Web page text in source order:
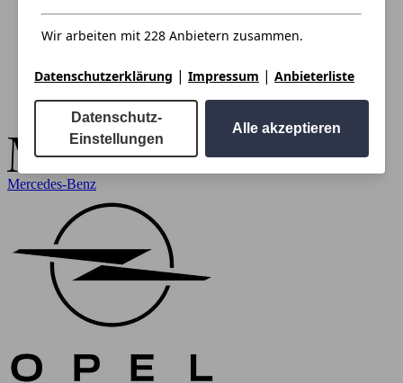
Mercedes-Benz
Wir arbeiten mit 228 Anbietern zusammen.
Datenschutzerklärung | Impressum | Anbieterliste
Datenschutz-
Einstellungen
Alle akzeptieren